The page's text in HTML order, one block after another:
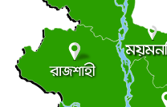
বৃহস্পতিবার ● ৬ আগস্ট ২০২৬
● ছাত্র রাজনীতি আধিপত্যের